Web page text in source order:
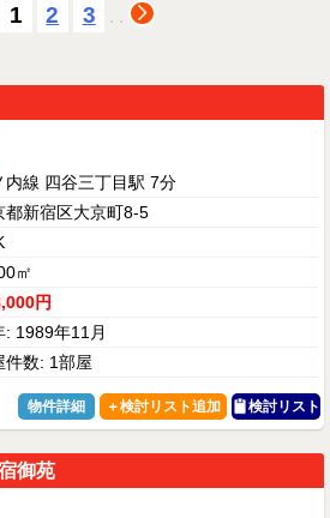
1 2 3 . .
内線 四谷三丁目駅 7分
都新宿区大京町8-5
㎡
円
: 1989年11月
件数: 1部屋
物件詳細 検討リスト
御苑